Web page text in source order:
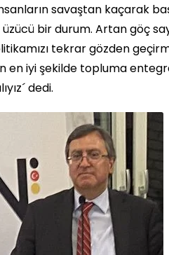
savaştan kaçarak
bir durum. Artan göç
tekrar gözden
en iyi şekilde topluma
dedi.